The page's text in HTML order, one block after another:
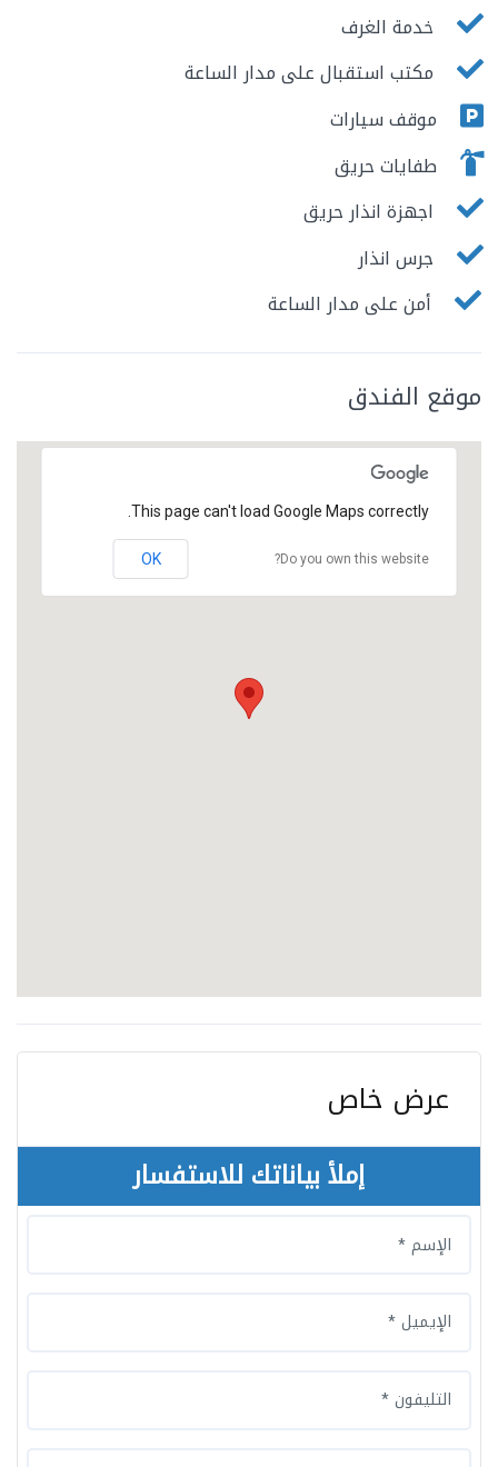
خدمة الغرف
مكتب استقبال على مدار الساعة
موقف سيارات
طفايات حريق
اجهزة انذار حريق
جرس انذار
أمن على مدار الساعة
موقع الفندق
This page can't load Google Maps correctly.
Do you own this website?
OK
عرض خاص
إملأ بياناتك للاستفسار